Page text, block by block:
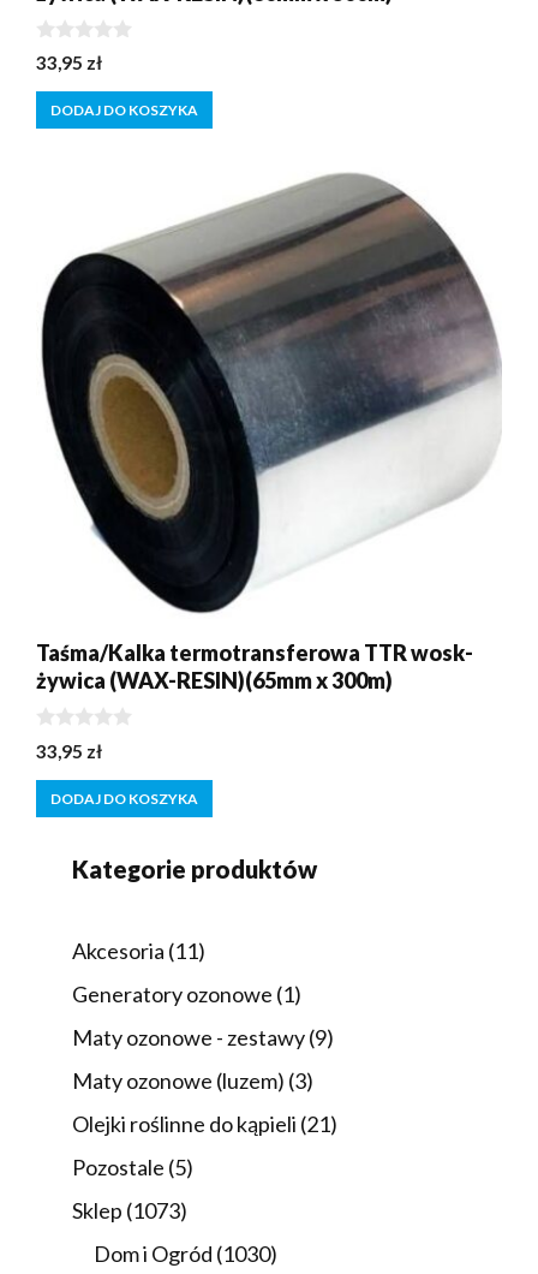
0
z
5
33,95 zł
DODAJ DO KOSZYKA
Taśma/Kalka termotransferowa TTR wosk-
żywica (WAX-RESIN)(65mm x 300m)
0
z
5
33,95 zł
DODAJ DO KOSZYKA
Kategorie produktów
Akcesoria 1111
produktów
Generatory ozonowe 11
produkt
Maty ozonowe - zestawy 99
Maty ozonowe (luzem) 33
produkty
Olejki roślinne do kąpieli 2121
Pozostale 55
Sklep 10731073
produkty
Dom i Ogród 10301030